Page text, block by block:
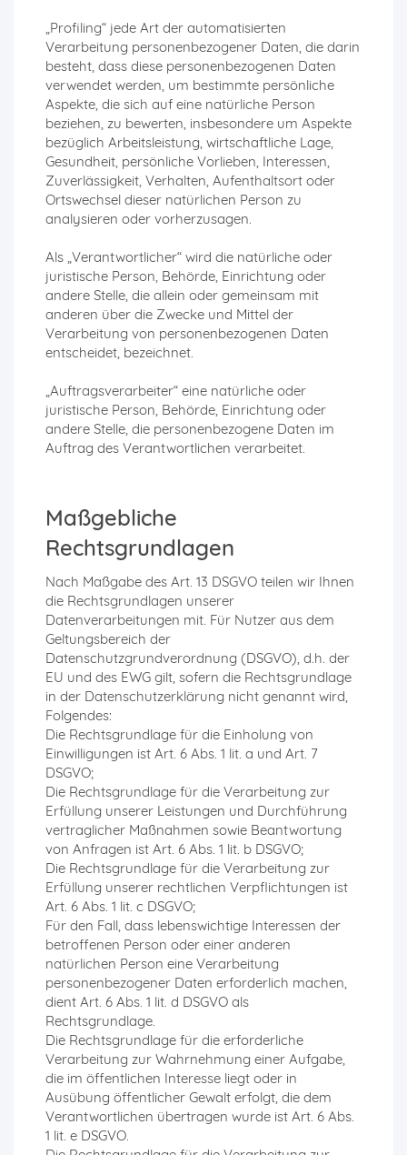
„Profiling“ jede Art der automatisierten
Verarbeitung personenbezogener Daten, die darin
besteht, dass diese personenbezogenen Daten
verwendet werden, um bestimmte persönliche
Aspekte, die sich auf eine natürliche Person
beziehen, zu bewerten, insbesondere um Aspekte
bezüglich Arbeitsleistung, wirtschaftliche Lage,
Gesundheit, persönliche Vorlieben, Interessen,
Zuverlässigkeit, Verhalten, Aufenthaltsort oder
Ortswechsel dieser natürlichen Person zu
analysieren oder vorherzusagen.
Als „Verantwortlicher“ wird die natürliche oder
juristische Person, Behörde, Einrichtung oder
andere Stelle, die allein oder gemeinsam mit
anderen über die Zwecke und Mittel der
Verarbeitung von personenbezogenen Daten
entscheidet, bezeichnet.
„Auftragsverarbeiter“ eine natürliche oder
juristische Person, Behörde, Einrichtung oder
andere Stelle, die personenbezogene Daten im
Auftrag des Verantwortlichen verarbeitet.
Maßgebliche
Rechtsgrundlagen
Nach Maßgabe des Art. 13 DSGVO teilen wir Ihnen
die Rechtsgrundlagen unserer
Datenverarbeitungen mit. Für Nutzer aus dem
Geltungsbereich der
Datenschutzgrundverordnung (DSGVO), d.h. der
EU und des EWG gilt, sofern die Rechtsgrundlage
in der Datenschutzerklärung nicht genannt wird,
Folgendes:
Die Rechtsgrundlage für die Einholung von
Einwilligungen ist Art. 6 Abs. 1 lit. a und Art. 7
DSGVO;
Die Rechtsgrundlage für die Verarbeitung zur
Erfüllung unserer Leistungen und Durchführung
vertraglicher Maßnahmen sowie Beantwortung
von Anfragen ist Art. 6 Abs. 1 lit. b DSGVO;
Die Rechtsgrundlage für die Verarbeitung zur
Erfüllung unserer rechtlichen Verpflichtungen ist
Art. 6 Abs. 1 lit. c DSGVO;
Für den Fall, dass lebenswichtige Interessen der
betroffenen Person oder einer anderen
natürlichen Person eine Verarbeitung
personenbezogener Daten erforderlich machen,
dient Art. 6 Abs. 1 lit. d DSGVO als
Rechtsgrundlage.
Die Rechtsgrundlage für die erforderliche
Verarbeitung zur Wahrnehmung einer Aufgabe,
die im öffentlichen Interesse liegt oder in
Ausübung öffentlicher Gewalt erfolgt, die dem
Verantwortlichen übertragen wurde ist Art. 6 Abs.
1 lit. e DSGVO.